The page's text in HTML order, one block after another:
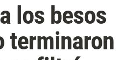
los besos
terminaron